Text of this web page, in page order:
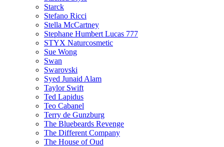
Starck
Stefano Ricci
Stella McCartney
Stephane Humbert Lucas 777
STYX Naturсosmetic
Sue Wong
Swan
Swarovski
Syed Junaid Alam
Taylor Swift
Ted Lapidus
Teo Cabanel
Terry de Gunzburg
The Bluebeards Revenge
The Different Company
The House of Oud